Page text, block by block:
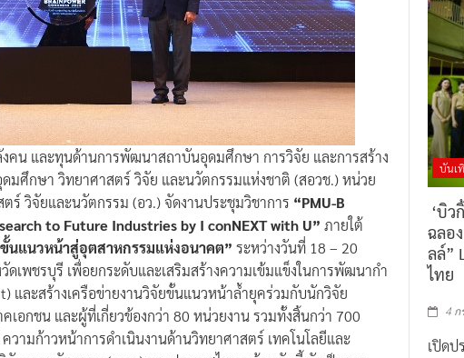
คน และทุนด้านการพัฒนาสถาบันอุดมศึกษา การวิจัย และการสร้าง
มศึกษา วิทยาศาสตร์ วิจัย และนวัตกรรมแห่งชาติ (สอวช.) หน่วย
ร์ วิจัยและนวัตกรรม (อว.) จัดงานประชุมวิชาการ “PMU-B
to Future Industries by I conNEXT with U”ภายใต้
นแนวหน้าสู่อุตสาหกรรมแห่งอนาคต”ระหว่างวันที่ 18 – 20
พชรบุรี เพื่อยกระดับและเสริมสร้างความเข้มแข็งในการพัฒนากํา
และสร้างเครือข่ายงานวิจัยขั้นแนวหน้าล้ำยุคร่วมกับนักวิจัย
อกชน และผู้ที่เกี่ยวข้องกว่า 80 หน่วยงาน รวมทั้งสิ้นกว่า 700
วามก้าวหน้าการดำเนินงานด้านวิทยาศาสตร์ เทคโนโลยีและ
และนวัตกรรม (ววน.) ของประเทศไทย พร้อมกันนี้ ยังเป็นการ
บันเ
‘บิ
ฉล
ลล์”
ไทย
เปิด